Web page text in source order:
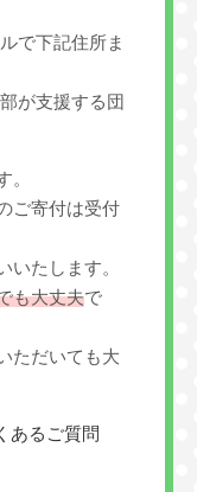
で下記住所ま
が支援する団
。
ご寄付は受付
いたします。
も大丈夫で
ただいても大
あるご質問